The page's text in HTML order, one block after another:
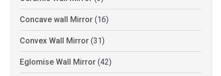
Concave wall Mirror (16)
Convex Wall Mirror (31)
Eglomise Wall Mirror (42)